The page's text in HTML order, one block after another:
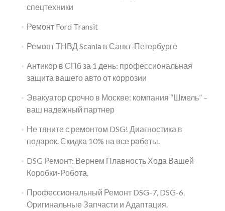
спецтехники
Ремонт Ford Transit
Ремонт ТНВД Scania в Санкт-Петербурге
Антикор в СПб за 1 день: профессиональная
защита вашего авто от коррозии
Эвакуатор срочно в Москве: компания “Шмель” –
ваш надежный партнер
Не тяните с ремонтом DSG! Диагностика в
подарок. Скидка 10% на все работы.
DSG Ремонт: Вернем Плавность Хода Вашей
Коробки-Робота.
Профессиональный Ремонт DSG-7, DSG-6.
Оригинальные Запчасти и Адаптация.